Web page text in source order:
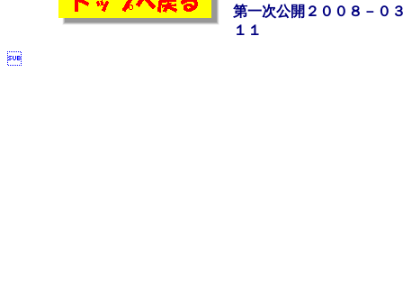
第一次公開２００８－０
１１
